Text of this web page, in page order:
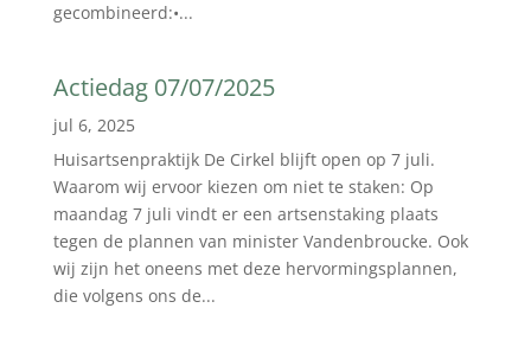
gecombineerd:•...
Actiedag 07/07/2025
jul 6, 2025
Huisartsenpraktijk De Cirkel blijft open op 7 juli.
Waarom wij ervoor kiezen om niet te staken: Op
maandag 7 juli vindt er een artsenstaking plaats
tegen de plannen van minister Vandenbroucke. Ook
wij zijn het oneens met deze hervormingsplannen,
die volgens ons de...